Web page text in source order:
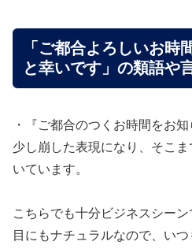
「ご都合よろしいお時
と幸いです」の類語や
・『ご都合のつくお時間をお
少し崩した表現になり、そこ
いています。
こちらでも十分ビジネスシー
目にもナチュラルなので、い